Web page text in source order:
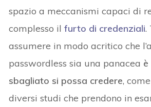
spazio a meccanismi capaci di
complesso ilfurto di credenziali.
assumere in modo acritico che
passwordless sia una panacea
sbagliato si possa credere,
diversi studi che prendono in